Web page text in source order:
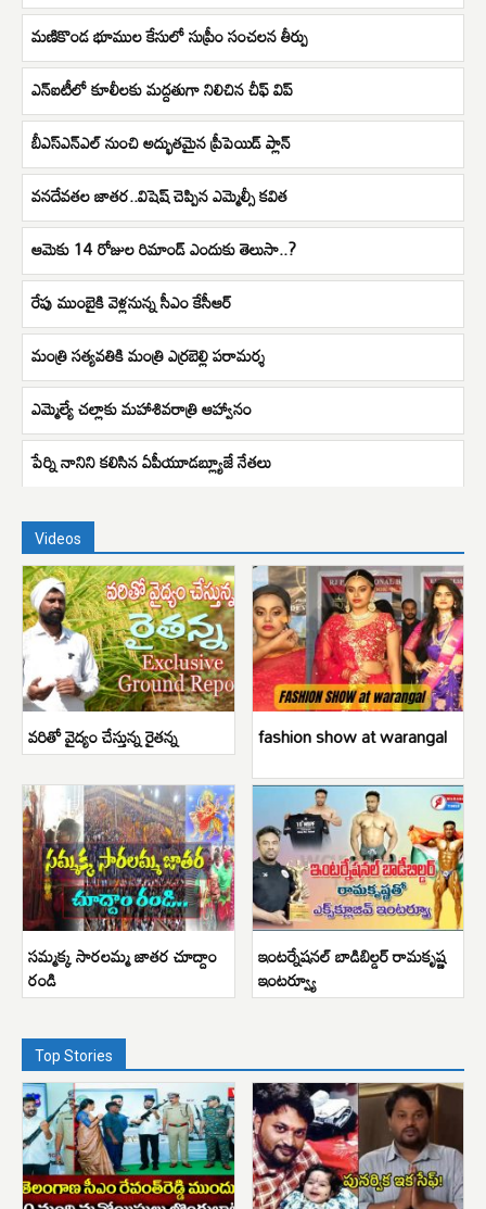
మణికొండ భూముల కేసులో సుప్రీం సంచలన తీర్పు
ఎన్ఐటీలో కూలీలకు మద్దతుగా నిలిచిన చీఫ్ విప్
బీఎస్ఎన్ఎల్ నుంచి అద్భుతమైన ప్రీపెయిడ్ ప్లాన్
వనదేవతల జాతర..విషెష్ చెప్పిన ఎమ్మెల్సీ కవిత
ఆమెకు 14 రోజుల రిమాండ్ ఎందుకు తెలుసా..?
రేపు ముంబైకి వెళ్లనున్న సీఎం కేసీఆర్
మంత్రి సత్యవతికి మంత్రి ఎర్రబెల్లి పరామర్శ
ఎమ్మెల్యే చల్లాకు మహాశివరాత్రి ఆహ్వానం
పేర్ని నానిని కలిసిన ఏపీయూడబ్ల్యూజే నేతలు
Videos
వరితో వైద్యం చేస్తున్న రైతన్న fashion show at warangal
సమ్మక్క సారలమ్మ జాతర చూద్దాం
రండి
ఇంటర్నేషనల్ బాడిబిల్డర్ రామకృష్ణ
ఇంటర్వ్యూ
Top Stories